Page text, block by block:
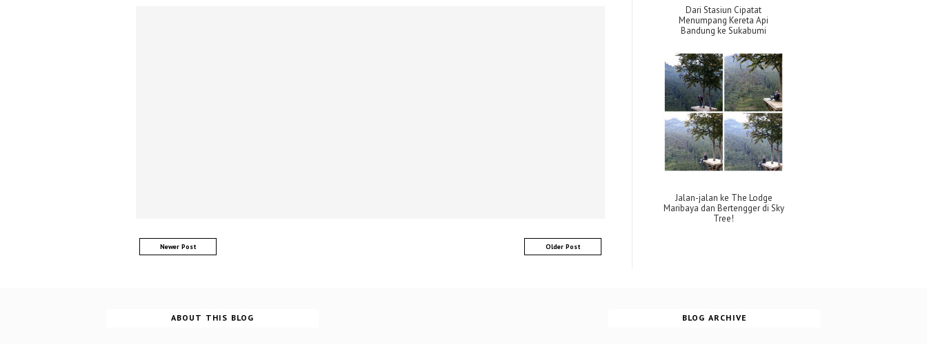
Newer Post Older Post
Dari Stasiun Cipatat
Menumpang Kereta Api
Bandung ke Sukabumi
Jalan-jalan ke The Lodge
Maribaya dan Bertengger di Sky
Tree!
ABOUT THIS BLOG BLOG ARCHIVE